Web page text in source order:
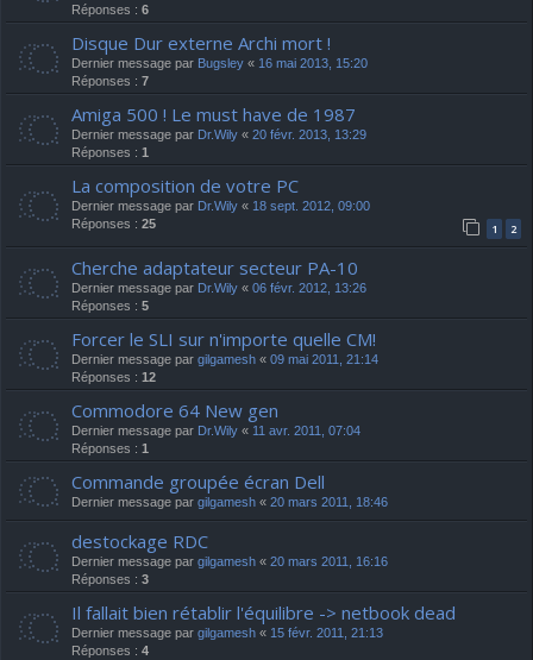
Réponses : 6
Disque Dur externe Archi mort !
Dernier message par Bugsley « 16 mai 2013, 15:20
Réponses : 7
Amiga 500 ! Le must have de 1987
Dernier message par Dr.Wily « 20 févr. 2013, 13:29
Réponses : 1
La composition de votre PC
Dernier message par Dr.Wily « 18 sept. 2012, 09:00
Réponses : 25 1 2
Cherche adaptateur secteur PA-10
Dernier message par Dr.Wily « 06 févr. 2012, 13:26
Réponses : 5
Forcer le SLI sur n'importe quelle CM!
Dernier message par gilgamesh « 09 mai 2011, 21:14
Réponses : 12
Commodore 64 New gen
Dernier message par Dr.Wily « 11 avr. 2011, 07:04
Réponses : 1
Commande groupée écran Dell
Dernier message par gilgamesh « 20 mars 2011, 18:46
destockage RDC
Dernier message par gilgamesh « 20 mars 2011, 16:16
Réponses : 3
Il fallait bien rétablir l'équilibre -> netbook dead
Dernier message par gilgamesh « 15 févr. 2011, 21:13
Réponses : 4